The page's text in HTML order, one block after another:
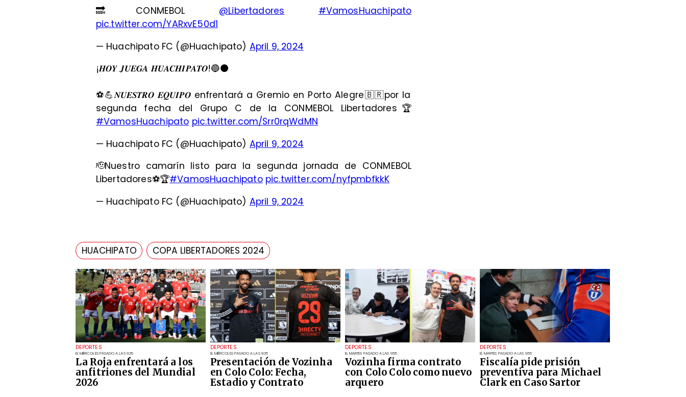
DEPORTES
EL MIÉRCOLES PASADO A LAS 9:35
La Roja enfrentará a los
anfitriones del Mundial
2026
DEPORTES
EL MIÉRCOLES PASADO A LAS 9:35
Presentación de Vozinha
en Colo Colo: Fecha,
Estadio y Contrato
DEPORTES
EL MARTES PASADO A LAS 9:55
Vozinha firma contrato
con Colo Colo como nuevo
arquero
DEPORTES
EL MARTES PASADO A LAS 9:55
Fiscalía pide prisión
preventiva para Michael
Clark en Caso Sartor
🔜CONMEBOL @Libertadores
#VamosHuachipato
pic.twitter.com/YARxvE50d1
— Huachipato FC (@Huachipato) April 9, 2024
¡𝑯𝑶𝒀 𝑱𝑼𝑬𝑮𝑨 𝑯𝑼𝑨𝑪𝑯𝑰𝑷𝑨𝑻𝑶!🔵⚫️
⚽️💪𝑵𝑼𝑬𝑺𝑻𝑹𝑶 𝑬𝑸𝑼𝑰𝑷𝑶 enfrentará a Gremio en Porto Alegre🇧🇷por la
segunda fecha del Grupo C de la CONMEBOL Libertadores🏆
#VamosHuachipato pic.twitter.com/Srr0rqWdMN
— Huachipato FC (@Huachipato) April 9, 2024
🫡Nuestro camarín listo para la segunda jornada de CONMEBOL
Libertadores⚽️🏆#VamosHuachipato pic.twitter.com/nyfpmbfkkK
— Huachipato FC (@Huachipato) April 9, 2024
HUACHIPATO COPA LIBERTADORES 2024